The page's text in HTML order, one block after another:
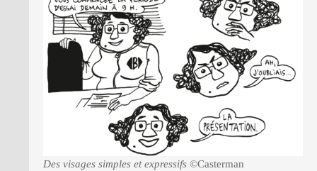
Des visages simples et expressifs ©Casterman